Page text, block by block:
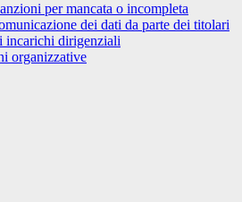
per mancata o incompleta
dei dati da parte dei titolari
incarichi dirigenziali
organizzative